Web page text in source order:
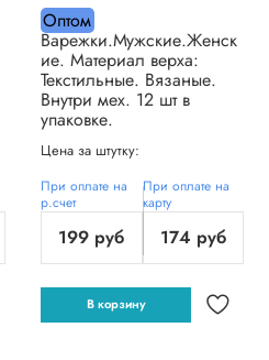
Оптом
Варежки.Мужские.Женск
ие. Материал верха:
Текстильные. Вязаные.
Внутри мех. 12 шт в
упаковке.
Цена за штутку:
При оплате на
р.счет
199 руб
При оплате на
карту
174 руб
В корзину